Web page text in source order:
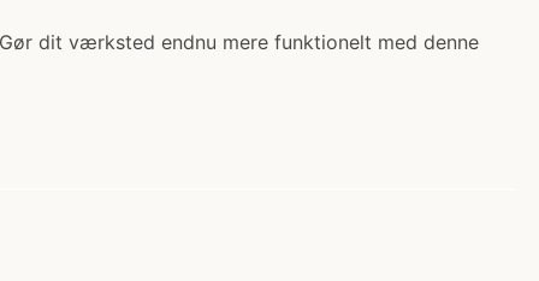
dit værksted endnu mere funktionelt med denne